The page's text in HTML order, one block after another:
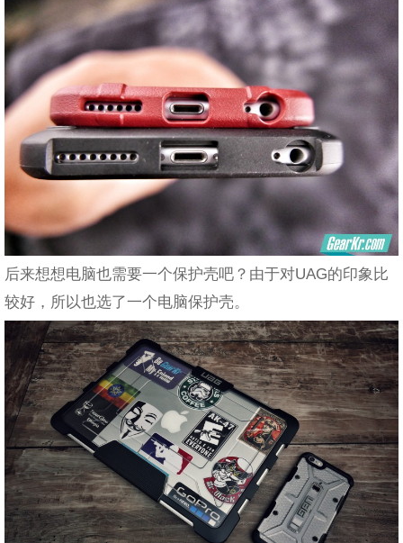
后来想想电脑也需要一个保护壳吧？由于对UAG的印象比
较好，所以也选了一个电脑保护壳。